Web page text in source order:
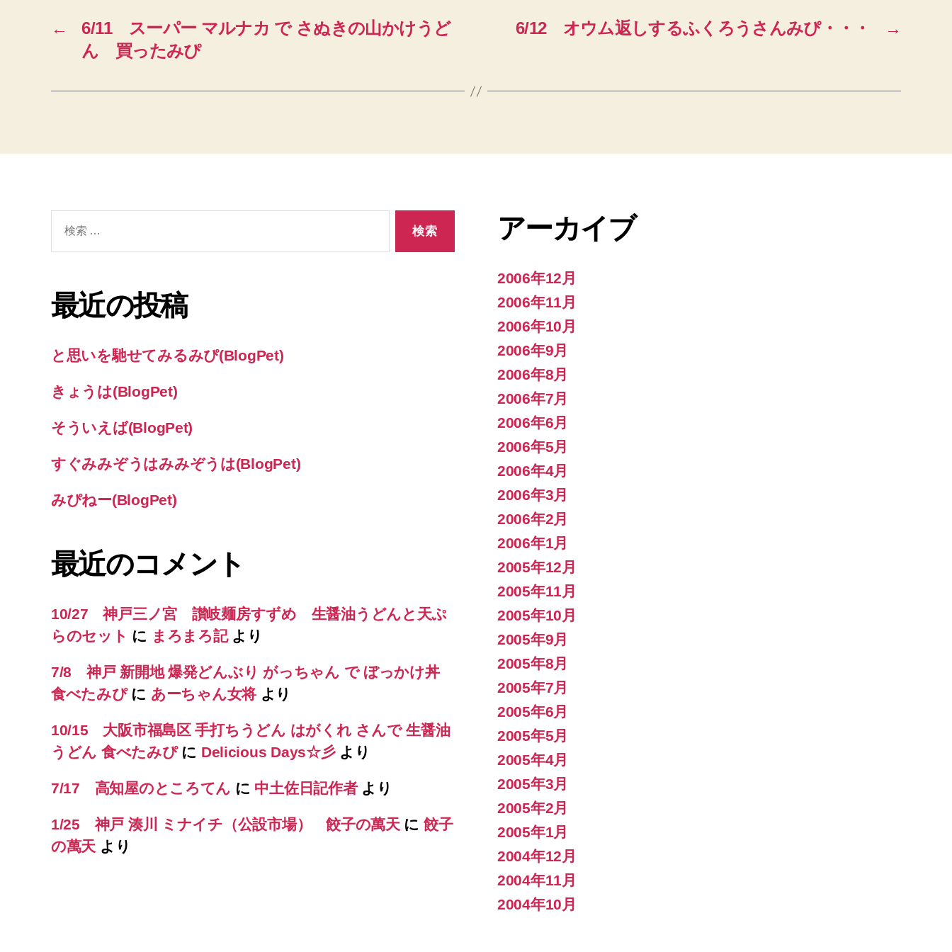
←
6/11 スーパー マルナカ で さぬきの山かけうど
ん 買ったみぴ
→
6/12 オウム返しするふくろうさんみぴ・・・
最近の投稿
と思いを馳せてみるみぴ(BlogPet)
きょうは(BlogPet)
そういえば(BlogPet)
すぐみみぞうはみみぞうは(BlogPet)
みぴねー(BlogPet)
最近のコメント
10/27 神戸三ノ宮 讃岐麺房すずめ 生醤油うどんと天ぷ
らのセット に まろまろ記より
7/8 神戸 新開地 爆発どんぶり がっちゃん で ぼっかけ丼
食べたみぴに あーちゃん女将より
10/15 大阪市福島区 手打ちうどん はがくれ さんで 生醤油
うどん 食べたみぴに Delicious Days☆彡より
7/17 高知屋のところてん に 中土佐日記作者より
1/25 神戸 湊川 ミナイチ（公設市場） 餃子の萬天に 餃子
の萬天 より
アーカイブ
2006年12月
2006年11月
2006年10月
2006年9月
2006年8月
2006年7月
2006年6月
2006年5月
2006年4月
2006年3月
2006年2月
2006年1月
2005年12月
2005年11月
2005年10月
2005年9月
2005年8月
2005年7月
2005年6月
2005年5月
2005年4月
2005年3月
2005年2月
2005年1月
2004年12月
2004年11月
2004年10月